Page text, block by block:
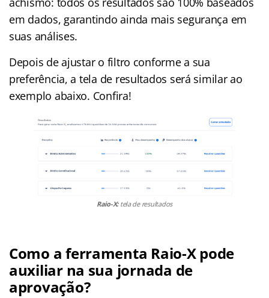
em dados, garantindo ainda mais segurança em
suas análises.
Depois de ajustar o filtro conforme a sua
preferência, a tela de resultados será similar ao
exemplo abaixo. Confira!
Raio-X: tela de resultados
Como a ferramenta Raio-X pode
auxiliar na sua jornada de
aprovação?